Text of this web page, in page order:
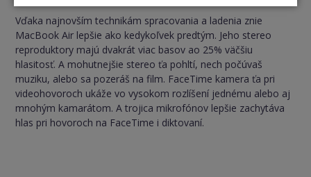
Vďaka najnovším technikám spracovania a ladenia znie
MacBook Air lepšie ako kedykoľvek predtým. Jeho stereo
reproduktory majú dvakrát viac basov ao 25% väčšiu
hlasitosť. A mohutnejšie stereo ťa pohltí, nech počúvaš
muziku, alebo sa pozeráš na film. FaceTime kamera ťa pri
videohovoroch ukáže vo vysokom rozlíšení jednému alebo aj
mnohým kamarátom. A trojica mikrofónov lepšie zachytáva
hlas pri hovoroch na FaceTime i diktovaní.